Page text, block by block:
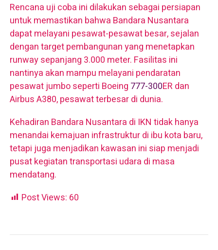
Rencana uji coba ini dilakukan sebagai persiapan
untuk memastikan bahwa Bandara Nusantara
dapat melayani pesawat-pesawat besar, sejalan
dengan target pembangunan yang menetapkan
runway sepanjang 3.000 meter. Fasilitas ini
nantinya akan mampu melayani pendaratan
pesawat jumbo seperti Boeing 777-300ER dan
Airbus A380, pesawat terbesar di dunia.
Kehadiran Bandara Nusantara di IKN tidak hanya
menandai kemajuan infrastruktur di ibu kota baru,
tetapi juga menjadikan kawasan ini siap menjadi
pusat kegiatan transportasi udara di masa
mendatang.
Post Views: 60